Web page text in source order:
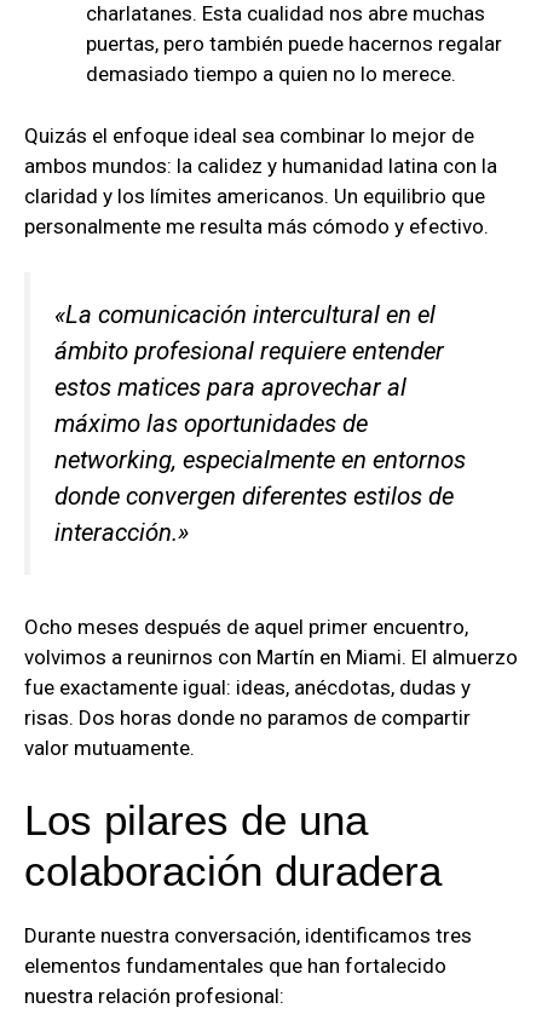
charlatanes. Esta cualidad nos abre muchas
puertas, pero también puede hacernos regalar
demasiado tiempo a quien no lo merece.
Quizás el enfoque ideal sea combinar lo mejor de
ambos mundos: la calidez y humanidad latina con la
claridad y los límites americanos. Un equilibrio que
personalmente me resulta más cómodo y efectivo.
«La comunicación intercultural en el
ámbito profesional requiere entender
estos matices para aprovechar al
máximo las oportunidades de
networking, especialmente en entornos
donde convergen diferentes estilos de
interacción.»
Ocho meses después de aquel primer encuentro,
volvimos a reunirnos con Martín en Miami. El almuerzo
fue exactamente igual: ideas, anécdotas, dudas y
risas. Dos horas donde no paramos de compartir
valor mutuamente.
Los pilares de una
colaboración duradera
Durante nuestra conversación, identificamos tres
elementos fundamentales que han fortalecido
nuestra relación profesional: